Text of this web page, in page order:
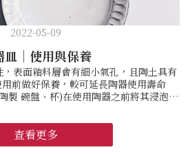
2022-05-09
皿｜使用與保養
表面釉料層會有細小氣孔，且陶土具有
前做好保養，較可延長陶器使用壽命
製 碗盤、杯)在使用陶器之前將其浸泡於
待冷卻靜置隔夜後水洗晾乾。※ 根據釉
器、半瓷器，並非需要先浸泡米水。 盛
上有無數的細孔，即使它們是看不見的，
查看更多